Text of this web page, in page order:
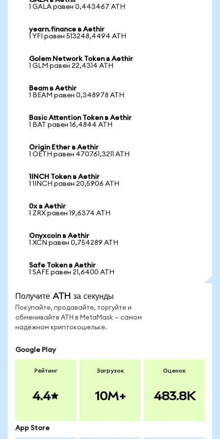
1 GALA равен 0,443467 ATH
yearn.finance в Aethir
1 YFI равен 513248,4494 ATH
Golem Network Token в Aethir
1 GLM равен 22,4314 ATH
Beam в Aethir
1 BEAM равен 0,348978 ATH
Basic Attention Token в Aethir
1 BAT равен 16,4844 ATH
Origin Ether в Aethir
1 OETH равен 470761,3211 ATH
1INCH Token в Aethir
1 1INCH равен 20,5906 ATH
0x в Aethir
1 ZRX равен 19,6374 ATH
Onyxcoin в Aethir
1 XCN равен 0,754289 ATH
Safe Token в Aethir
1 SAFE равен 21,6400 ATH
Получите ATH за секунды
Покупайте, продавайте, торгуйте и
обменивайте ATH в MetaMask — самом
надёжном криптокошельке.
Google Play
Рейтинг
4.4
Загрузок
10M+
Оценок
483.8K
App Store